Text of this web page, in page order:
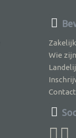
Wie
Contact